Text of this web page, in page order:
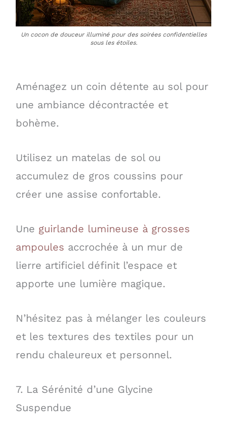
Un cocon de douceur illuminé pour des soirées confidentielles
sous les étoiles.
Aménagez un coin détente au sol pour
une ambiance décontractée et
bohème.
Utilisez un matelas de sol ou
accumulez de gros coussins pour
créer une assise confortable.
Une guirlande lumineuse à grosses
ampoules accrochée à un mur de
lierre artificiel définit l’espace et
apporte une lumière magique.
N’hésitez pas à mélanger les couleurs
et les textures des textiles pour un
rendu chaleureux et personnel.
7. La Sérénité d’une Glycine
Suspendue